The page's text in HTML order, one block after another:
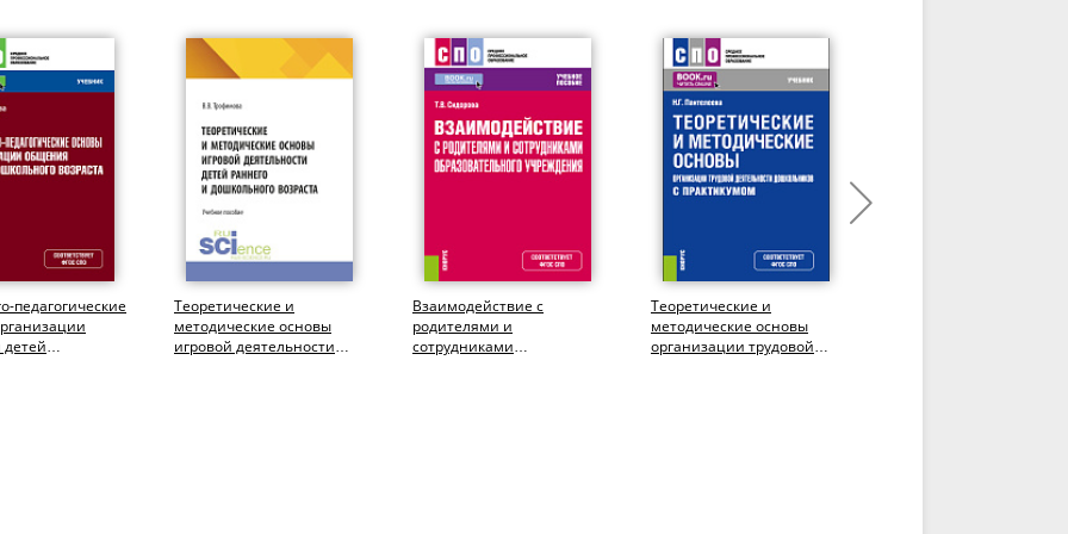
педагогические
Теоретические и
методические основы
игровой деятельности
Взаимодействие с
родителями и
сотрудниками
Теоретические и
методические основы
организации трудовой